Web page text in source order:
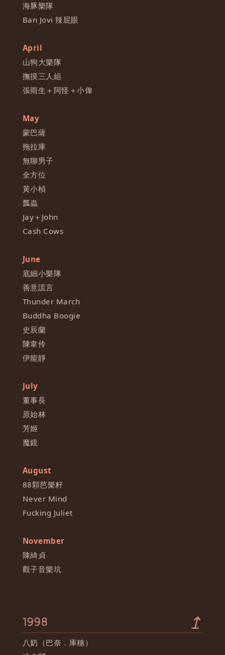
海豚樂隊
Ban Jovi 辣屁眼
April
山狗大樂隊
撫摸三人組
張雨生＋阿怪＋小偉
May
蒙巴薩
拖拉庫
無聊男子
全方位
黃小楨
瓢蟲
Jay＋John
Cash Cows
June
底細小樂隊
善意謊言
Thunder March
Buddha Boogie
史辰蘭
陳韋伶
伊能靜
July
董事長
原始林
芳姬
魔鏡
August
88顆芭樂籽
Never Mind
Fucking Juliet
November
陳綺貞
觀子音樂坑
1998 ↥
八奶（巴奈．庫穗）